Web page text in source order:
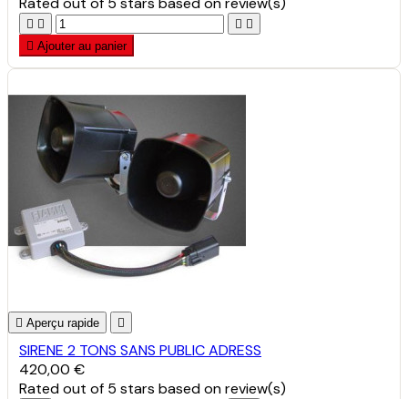
   
 Ajouter au panier
 Aperçu rapide 
SIRENE 2 TONS SANS PUBLIC ADRESS
420,00 €
Ratedout of 5 stars based onreview(s)